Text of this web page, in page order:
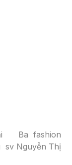
Ba fashion
sv Nguyễn Thị